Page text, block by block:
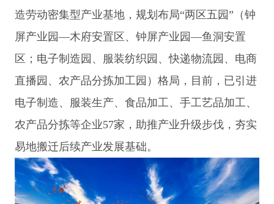
造劳动密集型产业基地，规划布局“两区五园”（钟
屏产业园—木府安置区、钟屏产业园—鱼洞安置
区；电子制造园、服装纺织园、快递物流园、电商
直播园、农产品分拣加工园）格局，目前，已引进
电子制造、服装生产、食品加工、手工艺品加工、
农产品分拣等企业57家，助推产业升级步伐，夯实
易地搬迁后续产业发展基础。